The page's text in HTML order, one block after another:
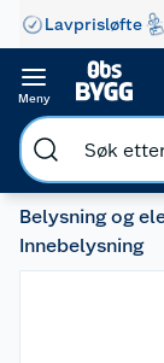
Lavprisløfte
Meny
Belysning og
Innebelysning